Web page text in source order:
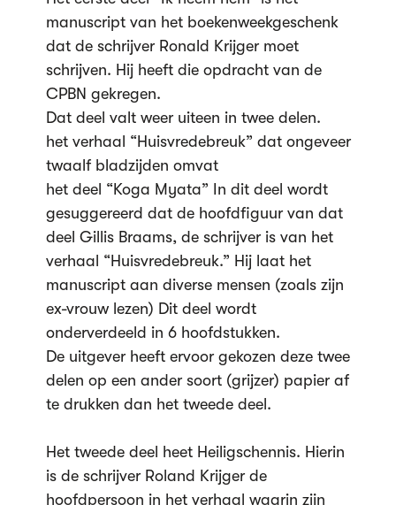
manuscript van het boekenweekgeschenk
dat de schrijver Ronald Krijger moet
schrijven. Hij heeft die opdracht van de
CPBN gekregen.
Dat deel valt weer uiteen in twee delen.
het verhaal “Huisvredebreuk” dat ongeveer
twaalf bladzijden omvat
het deel “Koga Myata” In dit deel wordt
gesuggereerd dat de hoofdfiguur van dat
deel Gillis Braams, de schrijver is van het
verhaal “Huisvredebreuk.” Hij laat het
manuscript aan diverse mensen (zoals zijn
ex-vrouw lezen) Dit deel wordt
onderverdeeld in 6 hoofdstukken.
De uitgever heeft ervoor gekozen deze twee
delen op een ander soort (grijzer) papier af
te drukken dan het tweede deel.
Het tweede deel heet Heiligschennis. Hierin
is de schrijver Roland Krijger de
hoofdpersoon in het verhaal waarin zijn